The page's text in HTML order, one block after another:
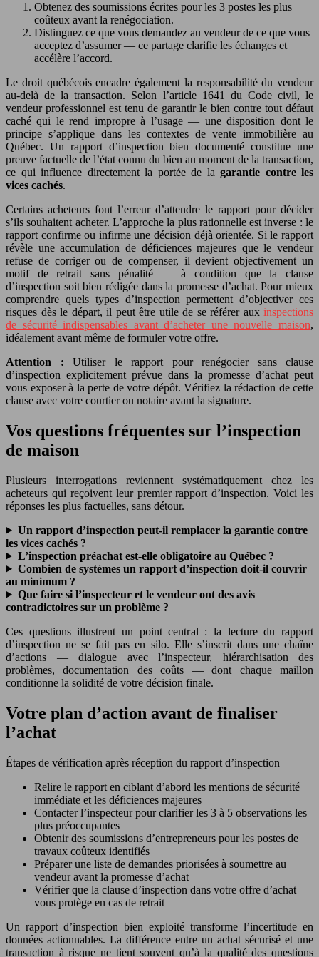
Obtenez des soumissions écrites pour les 3 postes les plus
coûteux avant la renégociation.
Distinguez ce que vous demandez au vendeur de ce que vous
acceptez d’assumer — ce partage clarifie les échanges et
accélère l’accord.
Le droit québécois encadre également la responsabilité du vendeur
au-delà de la transaction. Selon l’article 1641 du Code civil, le
vendeur professionnel est tenu de garantir le bien contre tout défaut
caché qui le rend impropre à l’usage — une disposition dont le
principe s’applique dans les contextes de vente immobilière au
Québec. Un rapport d’inspection bien documenté constitue une
preuve factuelle de l’état connu du bien au moment de la transaction,
ce qui influence directement la portée de la garantie contre les
vices cachés.
Certains acheteurs font l’erreur d’attendre le rapport pour décider
s’ils souhaitent acheter. L’approche la plus rationnelle est inverse : le
rapport confirme ou infirme une décision déjà orientée. Si le rapport
révèle une accumulation de déficiences majeures que le vendeur
refuse de corriger ou de compenser, il devient objectivement un
motif de retrait sans pénalité — à condition que la clause
d’inspection soit bien rédigée dans la promesse d’achat. Pour mieux
comprendre quels types d’inspection permettent d’objectiver ces
risques dès le départ, il peut être utile de se référer aux inspections
de sécurité indispensables avant d’acheter une nouvelle maison,
idéalement avant même de formuler votre offre.
Attention : Utiliser le rapport pour renégocier sans clause
d’inspection explicitement prévue dans la promesse d’achat peut
vous exposer à la perte de votre dépôt. Vérifiez la rédaction de cette
clause avec votre courtier ou notaire avant la signature.
Vos questions fréquentes sur l’inspection
de maison
Plusieurs interrogations reviennent systématiquement chez les
acheteurs qui reçoivent leur premier rapport d’inspection. Voici les
réponses les plus factuelles, sans détour.
Un rapport d’inspection peut-il remplacer la garantie contre
les vices cachés ?
L’inspection préachat est-elle obligatoire au Québec ?
Combien de systèmes un rapport d’inspection doit-il couvrir
au minimum ?
Que faire si l’inspecteur et le vendeur ont des avis
contradictoires sur un problème ?
Ces questions illustrent un point central : la lecture du rapport
d’inspection ne se fait pas en silo. Elle s’inscrit dans une chaîne
d’actions — dialogue avec l’inspecteur, hiérarchisation des
problèmes, documentation des coûts — dont chaque maillon
conditionne la solidité de votre décision finale.
Votre plan d’action avant de finaliser
l’achat
Étapes de vérification après réception du rapport d’inspection
Relire le rapport en ciblant d’abord les mentions de sécurité
immédiate et les déficiences majeures
Contacter l’inspecteur pour clarifier les 3 à 5 observations les
plus préoccupantes
Obtenir des soumissions d’entrepreneurs pour les postes de
travaux coûteux identifiés
Préparer une liste de demandes priorisées à soumettre au
vendeur avant la promesse d’achat
Vérifier que la clause d’inspection dans votre offre d’achat
vous protège en cas de retrait
Un rapport d’inspection bien exploité transforme l’incertitude en
données actionnables. La différence entre un achat sécurisé et une
transaction à risque ne tient souvent qu’à la qualité des questions